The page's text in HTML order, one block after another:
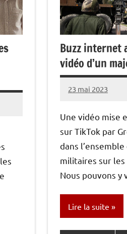
Buzz internet
vidéo d’un
23 mai 2023
Caporal
1
Une vidéo mise
sur TikTok par
dans
militaires sur les
Nous pouvons
Lire la suite